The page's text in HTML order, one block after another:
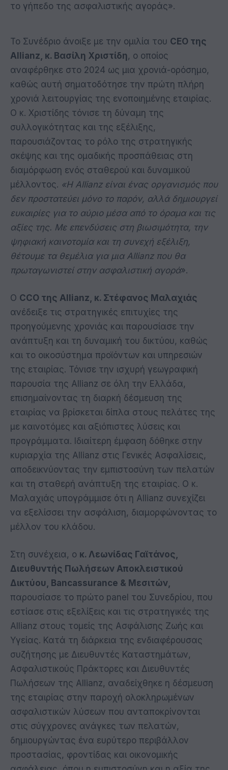
το γήπεδο της ασφαλιστικής αγοράς».
Το Συνέδριο άνοιξε με την ομιλία του CEO της
Allianz, κ. Βασίλη Χριστίδη, ο οποίος
αναφέρθηκε στο 2024 ως μια χρονιά-ορόσημο,
καθώς αυτή σηματοδότησε την πρώτη πλήρη
χρονιά λειτουργίας της ενοποιημένης εταιρίας.
Ο κ. Χριστίδης τόνισε τη δύναμη της
συλλογικότητας και της εξέλιξης,
παρουσιάζοντας το ρόλο της στρατηγικής
σκέψης και της ομαδικής προσπάθειας στη
διαμόρφωση ενός σταθερού και δυναμικού
μέλλοντος. «Η Allianz είναι ένας οργανισμός που
δεν προστατεύει μόνο το παρόν, αλλά δημιουργεί
ευκαιρίες για το αύριο μέσα από το όραμα και τις
αξίες της. Με επενδύσεις στη βιωσιμότητα, την
ψηφιακή καινοτομία και τη συνεχή εξέλιξη,
θέτουμε τα θεμέλια για μια Allianz που θα
πρωταγωνιστεί στην ασφαλιστική αγορά».
Ο CCO της Allianz, κ. Στέφανος Μαλαχιάς
ανέδειξε τις στρατηγικές επιτυχίες της
προηγούμενης χρονιάς και παρουσίασε την
ανάπτυξη και τη δυναμική του δικτύου, καθώς
και το οικοσύστημα προϊόντων και υπηρεσιών
της εταιρίας. Τόνισε την ισχυρή γεωγραφική
παρουσία της Allianz σε όλη την Ελλάδα,
επισημαίνοντας τη διαρκή δέσμευση της
εταιρίας να βρίσκεται δίπλα στους πελάτες της
με καινοτόμες και αξιόπιστες λύσεις και
προγράμματα. Ιδιαίτερη έμφαση δόθηκε στην
κυριαρχία της Allianz στις Γενικές Ασφαλίσεις,
αποδεικνύοντας την εμπιστοσύνη των πελατών
και τη σταθερή ανάπτυξη της εταιρίας. Ο κ.
Μαλαχιάς υπογράμμισε ότι η Allianz συνεχίζει
να εξελίσσει την ασφάλιση, διαμορφώνοντας το
μέλλον του κλάδου.
Στη συνέχεια, ο κ. Λεωνίδας Γαϊτάνος,
Διευθυντής Πωλήσεων Αποκλειστικού
Δικτύου, Bancassurance & Μεσιτών,
παρουσίασε το πρώτο panel του Συνεδρίου, που
εστίασε στις εξελίξεις και τις στρατηγικές της
Allianz στους τομείς της Ασφάλισης Ζωής και
Υγείας. Κατά τη διάρκεια της ενδιαφέρουσας
συζήτησης με Διευθυντές Καταστημάτων,
Ασφαλιστικούς Πράκτορες και Διευθυντές
Πωλήσεων της Allianz, αναδείχθηκε η δέσμευση
της εταιρίας στην παροχή ολοκληρωμένων
ασφαλιστικών λύσεων που ανταποκρίνονται
στις σύγχρονες ανάγκες των πελατών,
δημιουργώντας ένα ευρύτερο περιβάλλον
προστασίας, φροντίδας και οικονομικής